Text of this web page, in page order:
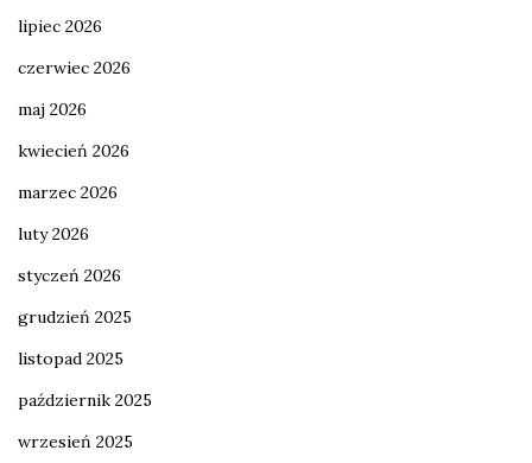
lipiec 2026
czerwiec 2026
maj 2026
kwiecień 2026
marzec 2026
luty 2026
styczeń 2026
grudzień 2025
listopad 2025
październik 2025
wrzesień 2025